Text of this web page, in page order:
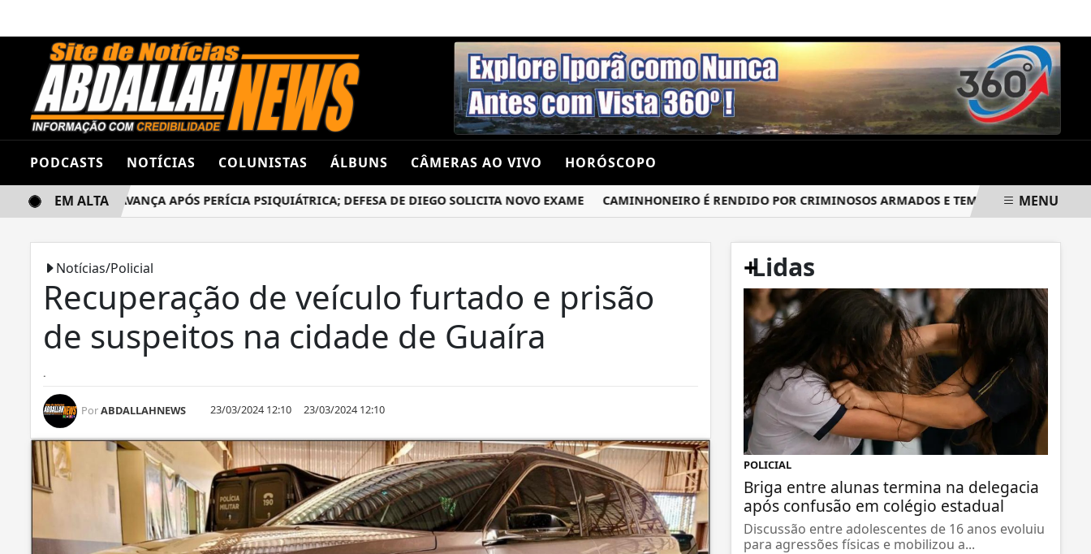
PODCASTS NOTÍCIAS COLUNISTAS ÁLBUNS CÂMERAS AO VIVO HORÓSCOPO
DANILO ROGER AVANÇA APÓS PERÍCIA PSIQUIÁTRICA; DEFESA DE DIEGO SOLICITA NOVO EXAME CAMINHONEIRO É RENDIDO POR CRIMINOSOS ARMADOS E TEM PARTE DA CARGA
EM ALTA MENU
Notícias/Policial
Recuperação de veículo furtado e prisão
de suspeitos na cidade de Guaíra
.
PorABDALLAHNEWS 23/03/2024 12:10 23/03/2024 12:10
+
Lidas
POLICIAL
Briga entre alunas termina na delegacia
após confusão em colégio estadual
Discussão entre adolescentes de 16 anos evoluiu
para agressões físicas e mobilizou a...